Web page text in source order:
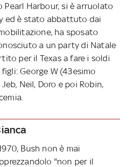
Pearl Harbour, si è arruolato
ed è stato abbattuto dai
ha sposato
a un party di Natale
per il Texas a fare i soldi
George W (43esimo
Neil, Doro e poi Robin,
Bush non è mai
"non per il